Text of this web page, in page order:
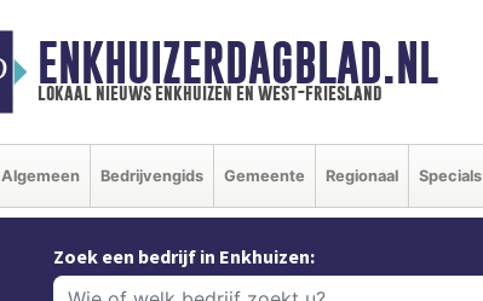
ENKHUIZERDAGBLAD.NL
lokaal nieuws enkhuizen en west-friesland
Algemeen Bedrijvengids Gemeente Regionaal Specials
Zoek een bedrijf in Enkhuizen: